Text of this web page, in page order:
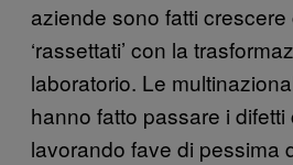
aziende sono fatti
‘rassettati’ con la
laboratorio. Le
hanno fatto passare i difetti
lavorando fave di pessima